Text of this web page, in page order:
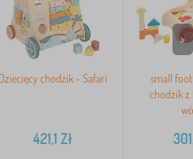
Dziecięcy chodzik - Safari
421,1 Zł
small
chodzik z
>